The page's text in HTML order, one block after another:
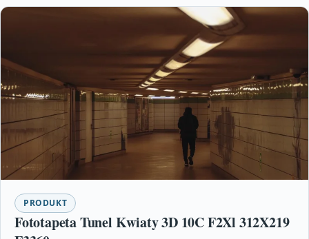
PRODUKT
Fototapeta Tunel Kwiaty 3D 10C F2Xl 312X219